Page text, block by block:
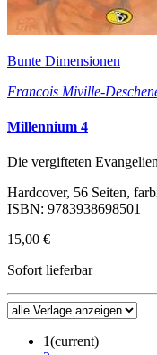
Bunte Dimensionen
Francois Miville-
Millennium 4
Die vergifteten Evangelien
Hardcover, 56 Seiten,
ISBN: 9783938698501
15,00 €
Sofort lieferbar
1(current)